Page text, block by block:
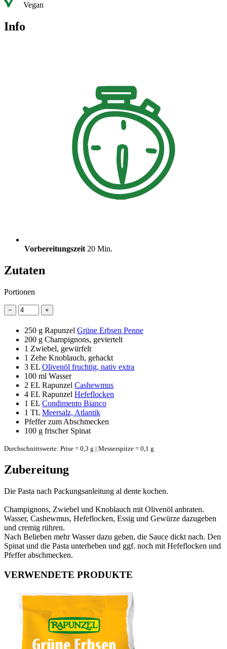
Vegan
Info
Vorbereitungszeit 20 Min.
Zutaten
Portionen
− +
250 g Rapunzel Grüne Erbsen Penne
200 g Champignons, geviertelt
1 Zwiebel, gewürfelt
1 Zehe Knoblauch, gehackt
3 EL Olivenöl fruchtig, nativ extra
100 ml Wasser
2 EL Rapunzel Cashewmus
4 EL Rapunzel Hefeflocken
1 EL Condimento Bianco
1 TL Meersalz, Atlantik
Pfeffer zum Abschmecken
100 g frischer Spinat
Durchschnittswerte: Prise = 0,3 g | Messerspitze = 0,1 g
Zubereitung
Die Pasta nach Packungsanleitung al dente kochen.
Champignons, Zwiebel und Knoblauch mit Olivenöl anbraten.
Wasser, Cashewmus, Hefeflocken, Essig und Gewürze dazugeben
und cremig rühren.
Nach Belieben mehr Wasser dazu geben, die Sauce dickt nach. Den
Spinat und die Pasta unterheben und ggf. noch mit Hefeflocken und
Pfeffer abschmecken.
VERWENDETE PRODUKTE